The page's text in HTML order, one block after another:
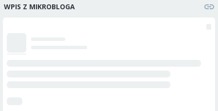
WPIS Z MIKROBLOGA